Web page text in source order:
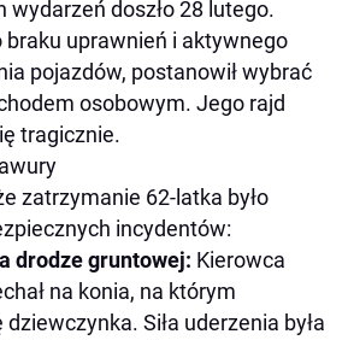
wydarzeń doszło 28 lutego.
uprawnień i aktywnego
pojazdów, postanowił wybrać
osobowym. Jego rajd
tragicznie.
zatrzymanie 62-latka było
incydentów:
drodze gruntowej: Kierowca
na konia, na którym
dziewczynka. Siła uderzenia była